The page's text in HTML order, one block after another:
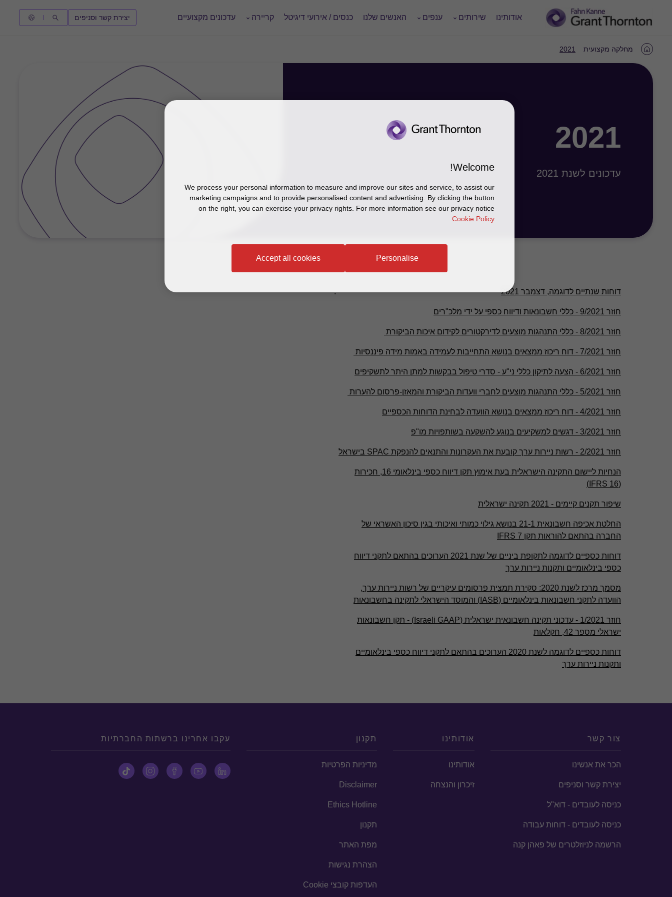
אודותינו שירותים ענפים האנשים שלנו כנסים / אירועי דיגיטל קריירה עדכונים מקצועיים יצירת קשר וסניפים
Homeמחלקה מקצועית 2021
2021
עדכונים לשנת 2021
דוחות שנתיים לדוגמה, דצמבר 2021
חוזר 9/2021 - כללי חשבונאות ודיווח כספי על ידי מלכ"רים
חוזר 8/2021 - כללי התנהגות מוצעים לדירקטורים לקידום איכות הביקורת
חוזר 7/2021 - דוח ריכוז ממצאים בנושא התחייבות לעמידה באמות מידה פיננסיות
חוזר 6/2021 - הצעה לתיקון כללי ני"ע - סדרי טיפול בבקשות למתן היתר לתשקיפים
חוזר 5/2021 - כללי התנהגות מוצעים לחברי וועדות הביקורת והמאזן-פרסום להערות
חוזר 4/2021 - דוח ריכוז ממצאים בנושא הוועדה לבחינת הדוחות הכספיים
חוזר 3/2021 - דגשים למשקיעים בנוגע להשקעה בשותפויות מו"פ
חוזר 2/2021 - רשות ניירות ערך קובעת את העקרונות והתנאים להנפקת SPAC בישראל
הנחיות ליישום התקינה הישראלית בעת אימוץ תקן דיווח כספי בינלאומי 16, חכירות
(IFRS 16)
שיפור תקנים קיימים - 2021 תקינה ישראלית
החלטת אכיפה חשבונאית 21-1 בנושא גילוי כמותי ואיכותי בגין סיכון האשראי של
החברה בהתאם להוראות תקן IFRS 7
דוחות כספיים לדוגמה לתקופת ביניים של שנת 2021 הערוכים בהתאם לתקני דיווח
כספי בינלאומיים ותקנות ניירות ערך
מסמך מרכז לשנת 2020: סקירת תמצית פרסומים עיקריים של רשות ניירות ערך,
הוועדה לתקני חשבונאות בינלאומיים (IASB) והמוסד הישראלי לתקינה בחשבונאות
חוזר 1/2021 - עדכוני תקינה חשבונאית ישראלית (Israeli GAAP) - תקן חשבונאות
ישראלי מספר 42, חקלאות
דוחות כספיים לדוגמה לשנת 2020 הערוכים בהתאם לתקני דיווח כספי בינלאומיים
ותקנות ניירות ערך
.
צור קשר
הכר את אנשינו
יצירת קשר וסניפים
כניסה לעובדים - דוא"ל
כניסה לעובדים - דוחות עבודה
הרשמה לניוזלטרים של פאהן קנה
אודותינו
אודותינו
זיכרון והנצחה
תקנון
מדיניות הפרטיות
Disclaimer
Ethics Hotline
תקנון
מפת האתר
הצהרת נגישות
העדפות קובצי Cookie
עקבו אחרינו ברשתות החברתיות
Welcome!
We process your personal information to measure and improve our sites and service, to assist our
marketing campaigns and to provide personalised content and advertising. By clicking the button
on the right, you can exercise your privacy rights. For more information see our privacy notice
Cookie Policy
Accept all cookies Personalise